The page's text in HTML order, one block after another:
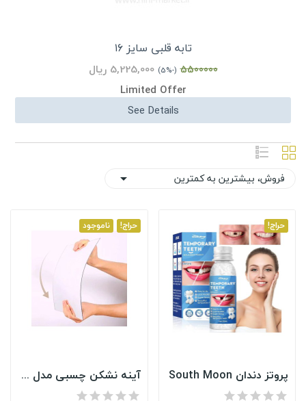
تابه قلبی سایز ۱۶
5500000
(-5%)
5,225,000 ریال
Limited Offer
See Details
فروش، بیشترین به کمترین 
حراج!
پروتز دندان South Moon
حراج! ناموجود
آینه نشکن چسبی مدل مستطیلی 30*20